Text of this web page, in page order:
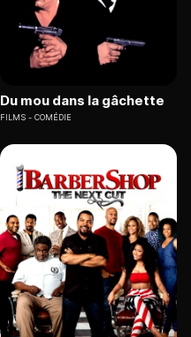
Du mou dans la gâchette
FILMS COMÉDIE